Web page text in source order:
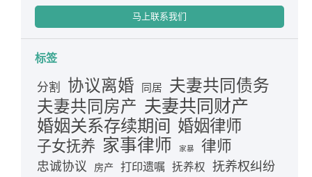
马上联系我们
标签
分割 协议离婚 同居 夫妻共同债务
夫妻共同房产 夫妻共同财产
婚姻关系存续期间 婚姻律师
子女抚养 家事律师 家暴 律师
忠诚协议 房产 打印遗嘱 抚养权 抚养权纠纷